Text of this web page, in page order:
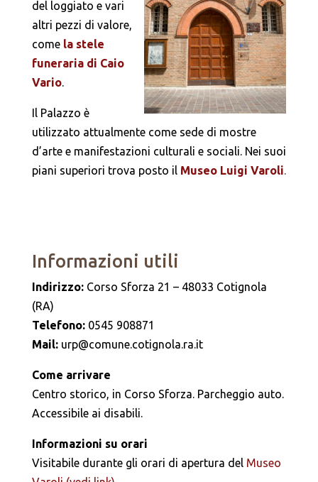
del loggiato e vari
altri pezzi di valore,
come la stele
funeraria di Caio
Vario.
Il Palazzo è
utilizzato attualmente come sede di mostre
d’arte e manifestazioni culturali e sociali. Nei suoi
piani superiori trova posto il Museo Luigi Varoli.
Informazioni utili
Indirizzo: Corso Sforza 21 – 48033 Cotignola
(RA)
Telefono: 0545 908871
Mail: urp@comune.cotignola.ra.it
Come arrivare
Centro storico, in Corso Sforza. Parcheggio auto.
Accessibile ai disabili.
Informazioni su orari
Visitabile durante gli orari di apertura del Museo